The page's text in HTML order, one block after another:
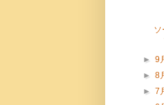
ソ
►9
►8
►7